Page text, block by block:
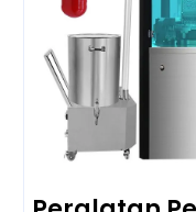
Peralatan